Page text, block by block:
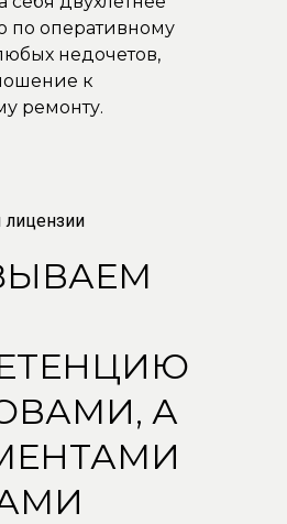
по оперативному
недочетов,
к
ремонту.
А
лицензии